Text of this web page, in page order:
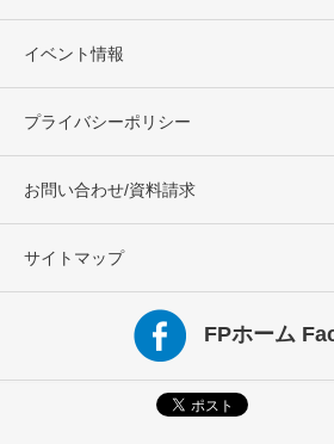
イベント情報
プライバシーポリシー
お問い合わせ/資料請求
サイトマップ
FPホーム